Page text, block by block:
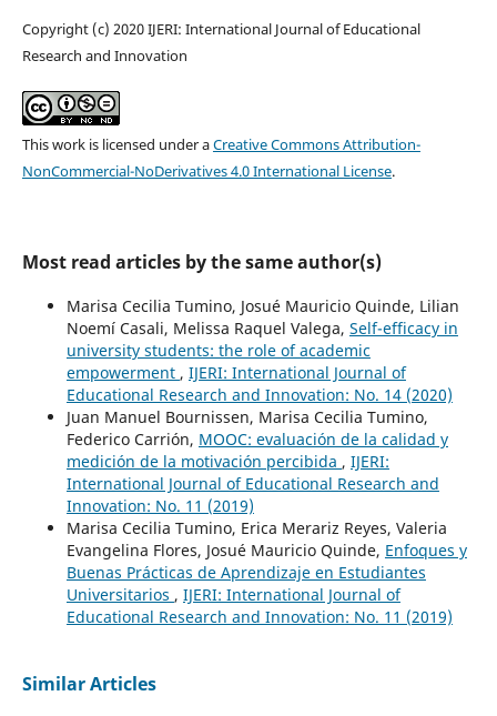
Copyright (c) 2020 IJERI: International Journal of Educational
Research and Innovation
This work is licensed under aCreative Commons Attribution-
NonCommercial-NoDerivatives 4.0 International License.
Most read articles by the same author(s)
Marisa Cecilia Tumino, Josué Mauricio Quinde, Lilian
Noemí Casali, Melissa Raquel Valega, Self-efficacy in
university students: the role of academic
empowerment , IJERI: International Journal of
Educational Research and Innovation: No. 14 (2020)
Juan Manuel Bournissen, Marisa Cecilia Tumino,
Federico Carrión, MOOC: evaluación de la calidad y
medición de la motivación percibida , IJERI:
International Journal of Educational Research and
Innovation: No. 11 (2019)
Marisa Cecilia Tumino, Erica Merariz Reyes, Valeria
Evangelina Flores, Josué Mauricio Quinde, Enfoques y
Buenas Prácticas de Aprendizaje en Estudiantes
Universitarios , IJERI: International Journal of
Educational Research and Innovation: No. 11 (2019)
Similar Articles